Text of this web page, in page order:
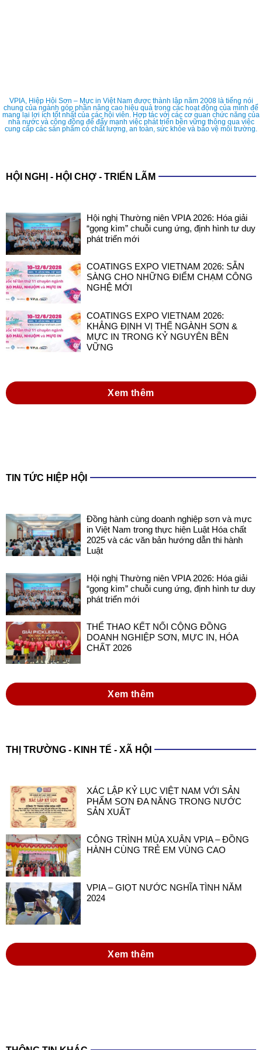
VPIA, Hiệp Hội Sơn – Mực in Việt Nam được thành lập năm 2008 là tiếng nói
chung của ngành góp phần nâng cao hiệu quả trong các hoạt động của mình để
mang lại lợi ích tốt nhất của các hội viên. Hợp tác với các cơ quan chức năng của
nhà nước và cộng đồng để đẩy mạnh việc phát triển bền vững thông qua việc
cung cấp các sản phẩm có chất lượng, an toàn, sức khỏe và bảo vệ môi trường.
HỘI NGHỊ - HỘI CHỢ - TRIỂN LÃM
Hội nghị Thường niên VPIA 2026: Hóa giải
“gọng kìm” chuỗi cung ứng, định hình tư duy
phát triển mới
COATINGS EXPO VIETNAM 2026: SẴN
SÀNG CHO NHỮNG ĐIỂM CHẠM CÔNG
NGHỆ MỚI
COATINGS EXPO VIETNAM 2026:
KHẲNG ĐỊNH VỊ THẾ NGÀNH SƠN &
MỰC IN TRONG KỶ NGUYÊN BỀN
VỮNG
Xem thêm
TIN TỨC HIỆP HỘI
Đồng hành cùng doanh nghiệp sơn và mực
in Việt Nam trong thực hiện Luật Hóa chất
2025 và các văn bản hướng dẫn thi hành
Luật
Hội nghị Thường niên VPIA 2026: Hóa giải
“gọng kìm” chuỗi cung ứng, định hình tư duy
phát triển mới
THỂ THAO KẾT NỐI CỘNG ĐỒNG
DOANH NGHIỆP SƠN, MỰC IN, HÓA
CHẤT 2026
Xem thêm
THỊ TRƯỜNG - KINH TẾ - XÃ HỘI
XÁC LẬP KỶ LỤC VIỆT NAM VỚI SẢN
PHẨM SƠN ĐA NĂNG TRONG NƯỚC
SẢN XUẤT
CÔNG TRÌNH MÙA XUÂN VPIA – ĐỒNG
HÀNH CÙNG TRẺ EM VÙNG CAO
VPIA – GIỌT NƯỚC NGHĨA TÌNH NĂM
2024
Xem thêm